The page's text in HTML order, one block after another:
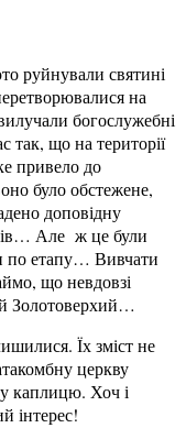
руйнували святині
на
богослужебні
так, що на території
привело до
було обстежене,
доповідну
Але ж це були
по етапу… Вивчати
що невдовзі
Золотоверхий…
Їх зміст не
церкву
каплицю. Хоч і
інтерес!